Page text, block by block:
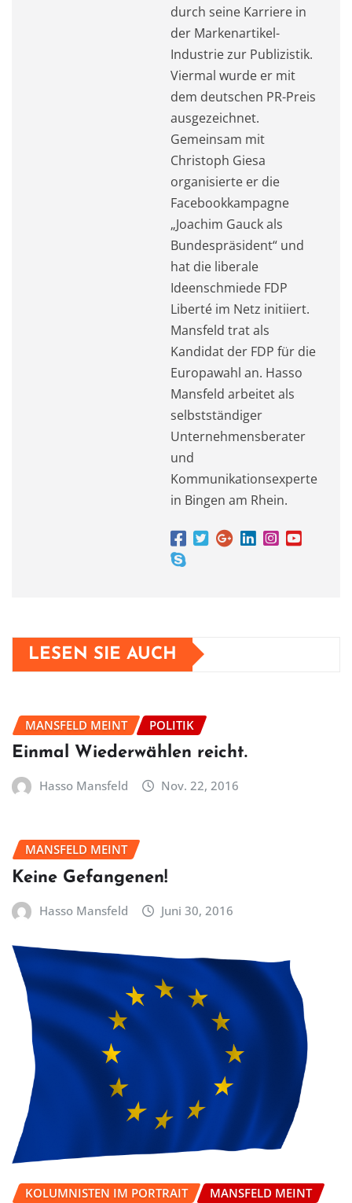
durch seine Karriere in
der Markenartikel-
Industrie zur Publizistik.
Viermal wurde er mit
dem deutschen PR-Preis
ausgezeichnet.
Gemeinsam mit
Christoph Giesa
organisierte er die
Facebookkampagne
„Joachim Gauck als
Bundespräsident“ und
hat die liberale
Ideenschmiede FDP
Liberté im Netz initiiert.
Mansfeld trat als
Kandidat der FDP für die
Europawahl an. Hasso
Mansfeld arbeitet als
selbstständiger
Unternehmensberater
und
Kommunikationsexperte
in Bingen am Rhein.
LESEN SIE AUCH
MANSFELD MEINT POLITIK
Einmal Wiederwählen reicht.
Hasso Mansfeld Nov. 22, 2016
MANSFELD MEINT
Keine Gefangenen!
Hasso Mansfeld Juni 30, 2016
KOLUMNISTEN IM PORTRAIT MANSFELD MEINT